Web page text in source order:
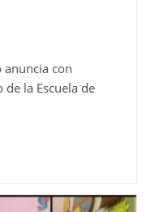
anuncia con
la Escuela de